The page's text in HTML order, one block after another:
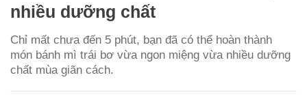
nhiều dưỡng chất
Chỉ mất chưa đến 5 phút, bạn đã có thể hoàn thành
món bánh mì trái bơ vừa ngon miệng vừa nhiều dưỡng
chất mùa giãn cách.